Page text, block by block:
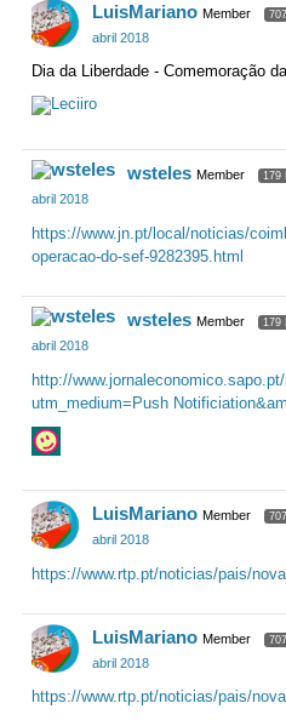
LuisMariano Member
abril 2018
Dia da Liberdade - Comemoração
wsteles Member 179
abril 2018
https://www.jn.pt/local/noticias/
operacao-do-sef-9282395.html
wsteles Member 179
abril 2018
http://
utm_medium=Push
LuisMariano Member
abril 2018
https://www.rtp.pt/noticias/pais/
LuisMariano Member
abril 2018
https://www.rtp.pt/noticias/pais/